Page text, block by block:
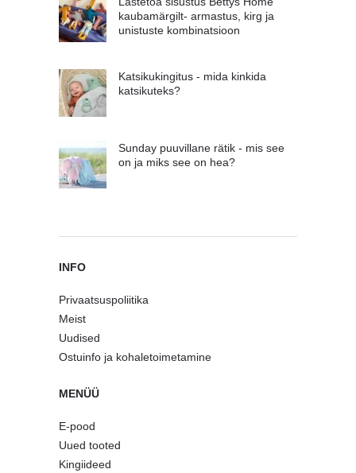
kaubamärgilt- armastus, kirg ja
unistuste kombinatsioon
Katsikukingitus - mida kinkida
katsikuteks?
Sunday puuvillane rätik - mis see
on ja miks see on hea?
INFO
Privaatsuspoliitika
Meist
Uudised
Ostuinfo ja kohaletoimetamine
MENÜÜ
E-pood
Uued tooted
Kingiideed